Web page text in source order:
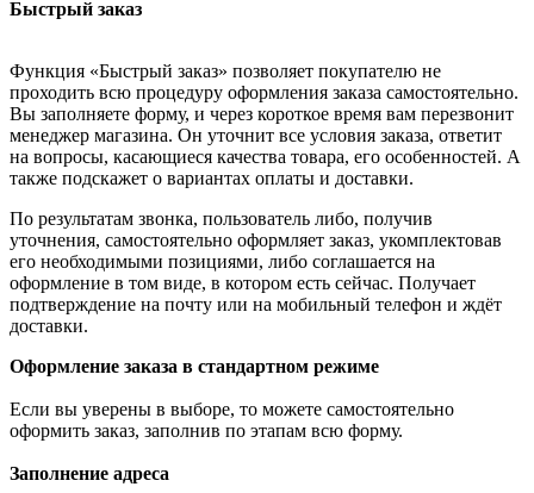
Быстрый заказ
Функция «Быстрый заказ» позволяет покупателю не
проходить всю процедуру оформления заказа самостоятельно.
Вы заполняете форму, и через короткое время вам перезвонит
менеджер магазина. Он уточнит все условия заказа, ответит
на вопросы, касающиеся качества товара, его особенностей. А
также подскажет о вариантах оплаты и доставки.
По результатам звонка, пользователь либо, получив
уточнения, самостоятельно оформляет заказ, укомплектовав
его необходимыми позициями, либо соглашается на
оформление в том виде, в котором есть сейчас. Получает
подтверждение на почту или на мобильный телефон и ждёт
доставки.
Оформление заказа в стандартном режиме
Если вы уверены в выборе, то можете самостоятельно
оформить заказ, заполнив по этапам всю форму.
Заполнение адреса